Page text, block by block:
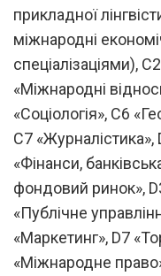
прикладної
міжнародні
спеціалізаціями),
«Міжнародні
«Соціологія», C6
C7 «Журналістика»,
«Фінанси,
фондовий ринок»,
«Публічне
«Маркетинг», D7
«Міжнародне